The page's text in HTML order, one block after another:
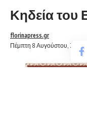
Κηδεία του
Πέμπτη 8 Αυγούστου, 2019
florinapress.gr